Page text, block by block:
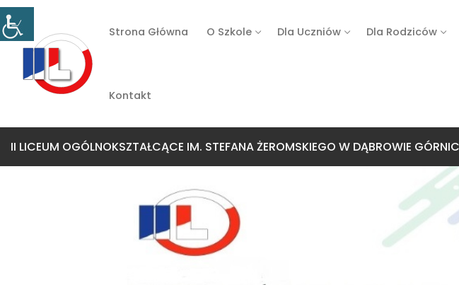
Strona Główna O Szkole Dla Uczniów Dla Rodziców
Kontakt
II LICEUM OGÓLNOKSZTAŁCĄCE IM. STEFANA ŻEROMSKIEGO W DĄBROWIE